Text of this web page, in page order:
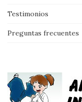
Testimonios
Preguntas frecuentes